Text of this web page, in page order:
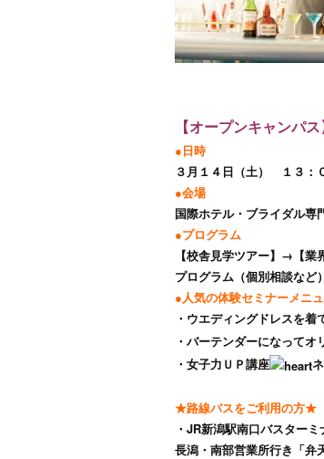
【オープンキャンパス
●日時
３月１４日（土） １３：
●会場
国際ホテル・ブライダル専
●プログラム
【校舎見学ツアー】→【
プログラム（個別相談など
●人気の体験セミナーメニ
・ウエディングドレスを着
・バーテンダーになって
・女子力ＵＰ講座
★路線バスをご利用の方★
・JR新潟駅南口バスター
長潟・南部営業所行き「